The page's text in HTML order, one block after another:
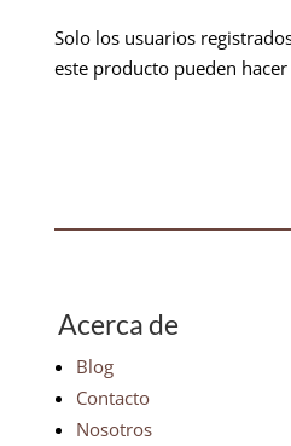
Solo los usuarios
este producto pueden
Acerca de
Blog
Contacto
Nosotros